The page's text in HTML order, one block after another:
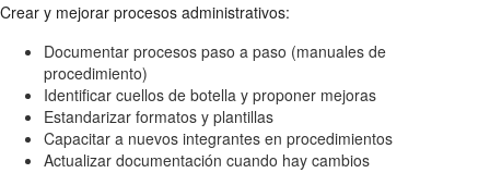
Crear y mejorar procesos administrativos:
Documentar procesos paso a paso (manuales de
procedimiento)
Identificar cuellos de botella y proponer mejoras
Estandarizar formatos y plantillas
Capacitar a nuevos integrantes en procedimientos
Actualizar documentación cuando hay cambios